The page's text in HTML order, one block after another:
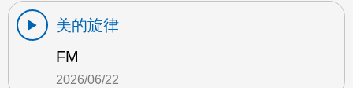
美的旋律
FM
2026/06/22